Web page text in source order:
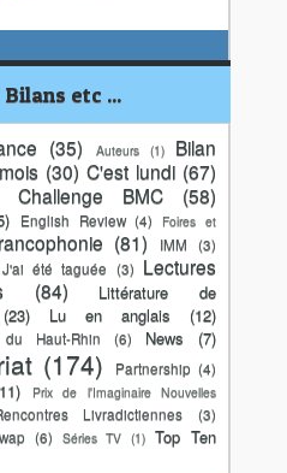
Bilans etc ...
(35) Auteurs (1)
Bilan
(30) C'est lundi (67)
Challenge BMC (58)
English Review (4)
Foires et
(81) IMM (3)
J'ai été taguée (3) Lectures
(84)
Littérature de
(23) Lu en anglais (12)
Haut-Rhin (6) News (7)
(174) Partnership (4)
Prix de l'Imaginaire Nouvelles
Livradictiennes
(3)
(6) Séries TV (1) Top Ten